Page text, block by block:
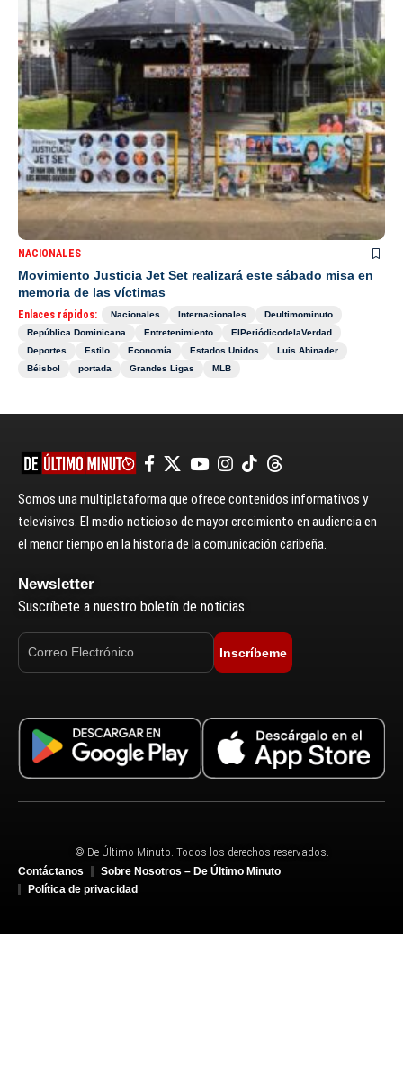
NACIONALES
Movimiento Justicia Jet Set realizará este sábado misa en
memoria de las víctimas
Enlaces rápidos: Nacionales Internacionales
Deultimominuto
República Dominicana
Entretenimiento
ElPeriódicodelaVerdad
Deportes
Estilo Economía Estados Unidos
Luis Abinader
Béisbol
portada Grandes Ligas MLB
Somos una multiplataforma que ofrece contenidos informativos y
televisivos. El medio noticioso de mayor crecimiento en audiencia en
el menor tiempo en la historia de la comunicación caribeña.
Newsletter
Suscríbete a nuestro boletín de noticias.
Inscríbeme
© De Último Minuto. Todos los derechos reservados.
Contáctanos
Sobre Nosotros – De Último Minuto
Política de privacidad